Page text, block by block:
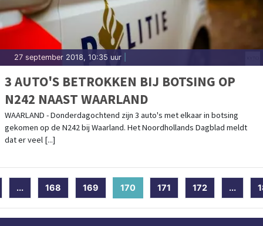
27 september 2018, 10:35 uur
3 AUTO'S BETROKKEN BIJ BOTSING OP
N242 NAAST WAARLAND
WAARLAND - Donderdagochtend zijn 3 auto's met elkaar in botsing
gekomen op de N242 bij Waarland. Het Noordhollands Dagblad meldt
dat er veel [...]
... 168 169 170 (current)
171 172 ...